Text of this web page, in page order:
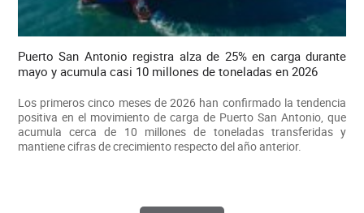
Puerto San Antonio registra alza de 25% en carga durante
mayo y acumula casi 10 millones de toneladas en 2026
Los primeros cinco meses de 2026 han confirmado la tendencia
positiva en el movimiento de carga de Puerto San Antonio, que
acumula cerca de 10 millones de toneladas transferidas y
mantiene cifras de crecimiento respecto del año anterior.